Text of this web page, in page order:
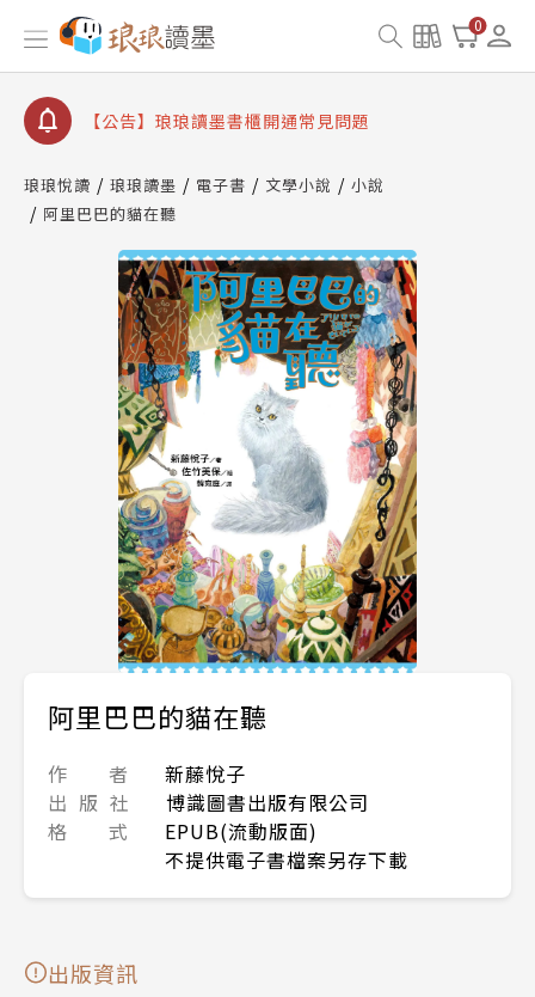
0
【公告】因 Readmoo 讀墨系統維護中，本站同步暫
停部分閱讀服務
【公告】琅琅讀墨數位閱讀資產合併與書櫃開通申請
【公告】琅琅讀墨書櫃開通常見問題
請圖文教學
【公告】琅琅書店服務升級重要說明及資產合併結果
查詢
【公告】因 Readmoo 讀墨系統維護中，本站同步暫
停部分閱讀服務
琅琅悅讀 琅琅讀墨 電子書 文學小說
小說
阿里巴巴的貓在聽
阿里巴巴的貓在聽
作 者
新藤悅子
出 版 社
博識圖書出版有限公司
格 式
EPUB(流動版面)
不提供電子書檔案另存下載
出版資訊